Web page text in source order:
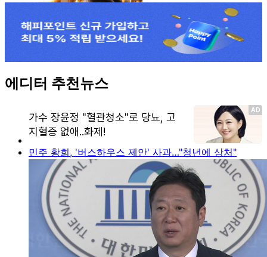
에디터 추천뉴스
민주 황희, '버스하우스 제안' 사과…"청년에 상처"